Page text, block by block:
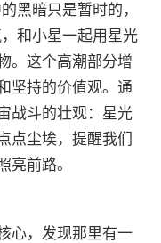
黑暗只是暂时的，
和小星一起用星光
。这个高潮部分增
坚持的价值观。通
战斗的壮观：星光
点尘埃，提醒我们
亮前路。
心，发现那里有一